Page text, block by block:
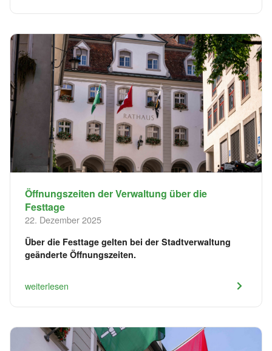
Öffnungszeiten der Verwaltung über die
Festtage
22. Dezember 2025
Über die Festtage gelten bei der Stadtverwaltung
geänderte Öffnungszeiten.
weiterlesen